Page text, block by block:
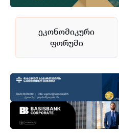
ეკონომიკური
ფორუმი